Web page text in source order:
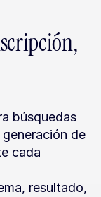
búsquedas
de
cada
resultado,